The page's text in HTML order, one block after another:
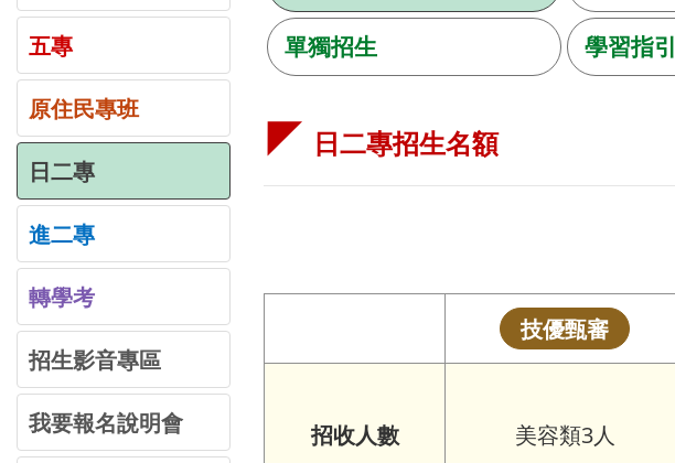
五專
原住民專班
日二專
進二專
轉學考
招生影音專區
我要報名說明會
單獨招生 學習指引
日二專招生名額
技優甄審
招收人數 美容類3人